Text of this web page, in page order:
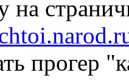
на
прогер